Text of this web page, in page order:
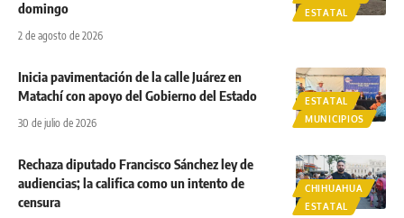
ESTATAL
domingo
2 de agosto de 2026
ESTATAL
MUNICIPIOS
Inicia pavimentación de la calle Juárez en
Matachí con apoyo del Gobierno del Estado
30 de julio de 2026
CHIHUAHUA
ESTATAL
Rechaza diputado Francisco Sánchez ley de
audiencias; la califica como un intento de
censura